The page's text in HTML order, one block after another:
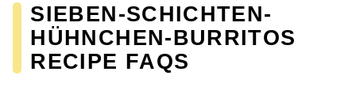
SIEBEN-SCHICHTEN-
HÜHNCHEN-BURRITOS
RECIPE FAQS